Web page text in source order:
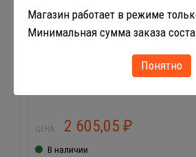
77646
Конструктор Макси Замок (120
ЦЕНА: 2 605,05 ₽
В наличии
Магазин работает в режиме
Минимальная сумма заказа
Понятно